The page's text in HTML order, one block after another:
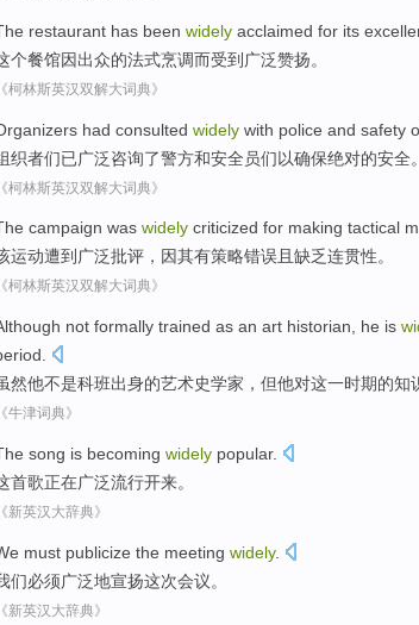
restaurant has been widely acclaimed for its
个餐馆因出众的法式烹调而受到 广泛赞扬。
《柯林斯英汉双解大词典》
had consulted widely with police and safety
织者们已广泛咨询了警方和安全员们以确保绝对的安全。
《柯林斯英汉双解大词典》
campaign was widely criticized for making tactical
运动遭到 广泛批评，因其有策略错误 且 缺乏连贯性。
《柯林斯英汉双解大词典》
not formally trained as an art historian he is
然他不是科班出身的艺术史学家 ，但他对这一时期的知
《牛津词典》
song is becoming widely popular.
首歌正在广泛流行开来。
《新英汉大辞典》
must publicize the meeting widely.
们必须广泛地宣扬这次会议。
《新英汉大辞典》